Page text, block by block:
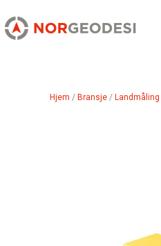
Hjem / Bransje / Landmåling